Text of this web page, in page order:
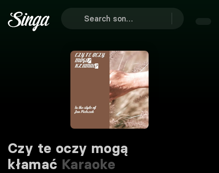
Czy te oczy mogą
kłamać Karaoke